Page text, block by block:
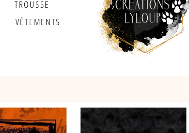
TROUSSE
VÊTEMENTS